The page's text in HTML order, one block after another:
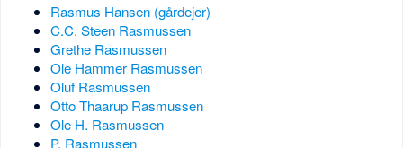
Rasmus Hansen (gårdejer)
C.C. Steen Rasmussen
Grethe Rasmussen
Ole Hammer Rasmussen
Oluf Rasmussen
Otto Thaarup Rasmussen
Ole H. Rasmussen
P. Rasmussen